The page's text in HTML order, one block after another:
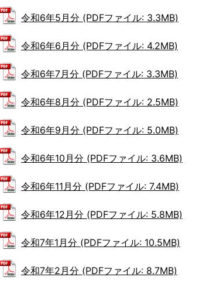
令和6年5月分 (PDFファイル: 3.3MB)
令和6年6月分 (PDFファイル: 4.2MB)
令和6年7月分 (PDFファイル: 3.3MB)
令和6年8月分 (PDFファイル: 2.5MB)
令和6年9月分 (PDFファイル: 5.0MB)
令和6年10月分 (PDFファイル: 3.6MB)
令和6年11月分 (PDFファイル: 7.4MB)
令和6年12月分 (PDFファイル: 5.8MB)
令和7年1月分 (PDFファイル: 10.5MB)
令和7年2月分 (PDFファイル: 8.7MB)